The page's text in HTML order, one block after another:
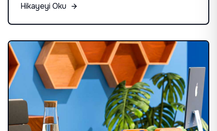
pekiştiren anlamlı deneyim.
Hikayeyi Oku